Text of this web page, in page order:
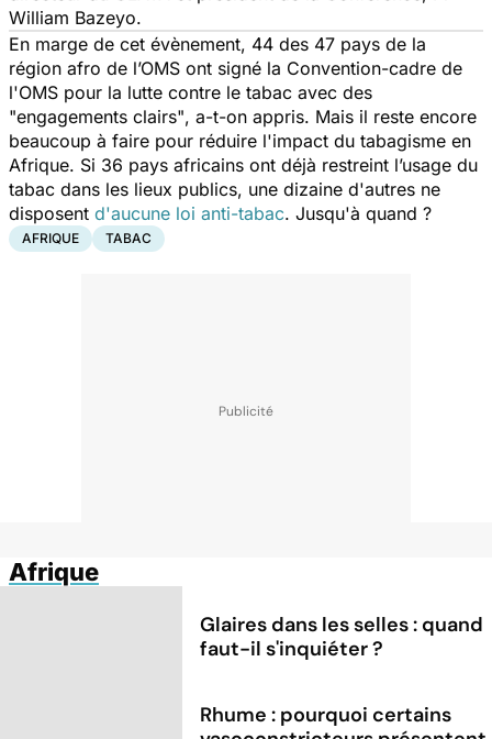
William Bazeyo.
En marge de cet évènement, 44 des 47 pays de la
région afro de l’OMS ont signé la Convention-cadre de
l'OMS pour la lutte contre le tabac avec des
"engagements clairs", a-t-on appris. Mais il reste encore
beaucoup à faire pour réduire l'impact du tabagisme en
Afrique. Si 36 pays africains ont déjà restreint l’usage du
tabac dans les lieux publics, une dizaine d'autres ne
disposent d'aucune loi anti-tabac. Jusqu'à quand ?
AFRIQUE TABAC
Afrique
Glaires dans les selles : quand
faut-il s'inquiéter ?
Rhume : pourquoi certains